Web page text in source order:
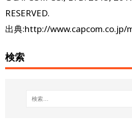
RESERVED.
出典:http://www.capcom.co.jp/
検索